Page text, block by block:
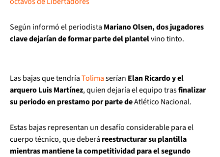
Según informó el periodista Mariano Olsen, dos jugadores
clave dejarían de formar parte del plantelvino tinto.
Las bajas que tendríaTolimaserían Elan Ricardo y el
arquero Luis Martínez, quien dejaría el equipo trasfinalizar
su periodo en prestamo por parte deAtlético Nacional.
Estas bajas representan un desafío considerable para el
cuerpo técnico, que deberá reestructurar su plantilla
mientras mantiene la competitividad para el segundo